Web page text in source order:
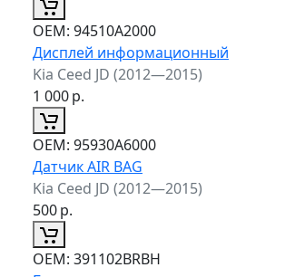
ОЕМ: 94510A2000
Дисплей информационный
Kia Ceed JD (2012—2015)
1 000р.
ОЕМ: 95930A6000
Датчик AIR BAG
Kia Ceed JD (2012—2015)
500р.
ОЕМ: 391102BRBH